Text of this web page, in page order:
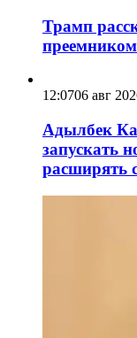
Трамп
12:0706 авг
Адылбек
запускать
расширять